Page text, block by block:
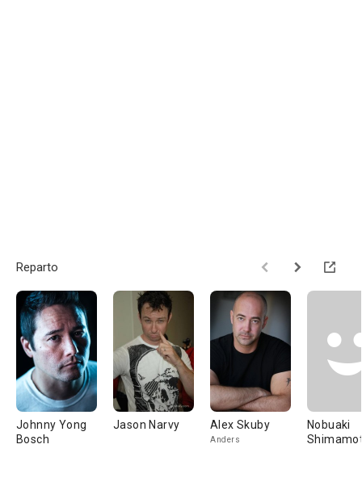
Reparto
Johnny Yong
Bosch
Jason Narvy Alex Skuby
Anders
Nobuaki